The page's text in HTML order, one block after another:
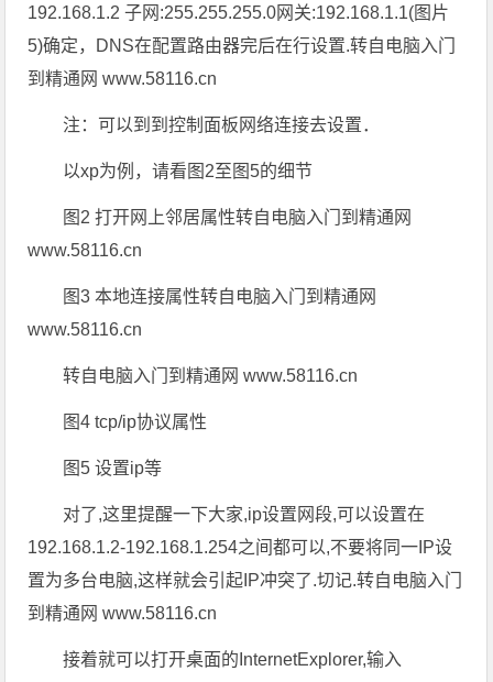
192.168.1.2 子网:255.255.255.0网关:192.168.1.1(图片
5)确定，DNS在配置路由器完后在行设置.转自电脑入门
到精通网 www.58116.cn
注：可以到到控制面板网络连接去设置．
以xp为例，请看图2至图5的细节
图2 打开网上邻居属性转自电脑入门到精通网
www.58116.cn
图3 本地连接属性转自电脑入门到精通网
www.58116.cn
转自电脑入门到精通网 www.58116.cn
图4 tcp/ip协议属性
图5 设置ip等
对了,这里提醒一下大家,ip设置网段,可以设置在
192.168.1.2-192.168.1.254之间都可以,不要将同一IP设
置为多台电脑,这样就会引起IP冲突了.切记.转自电脑入门
到精通网 www.58116.cn
接着就可以打开桌面的InternetExplorer,输入